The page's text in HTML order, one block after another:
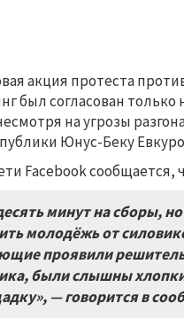
акция протеста
был согласован
на угрозы
Юнус-Беку
Facebook
минут на сборы,
молодёжь от
проявили
были слышны
— говорится в